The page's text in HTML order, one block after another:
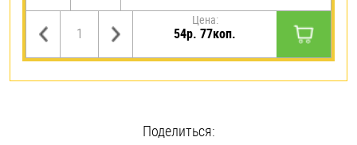
Цена:
54р. 77коп.
Поделиться: